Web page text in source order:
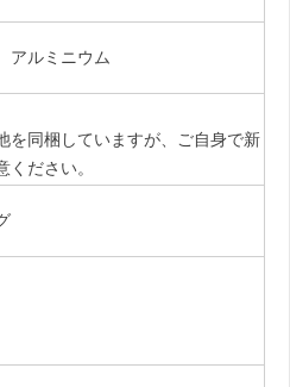
アルミニウム
を同梱していますが、ご自身で新
ください。